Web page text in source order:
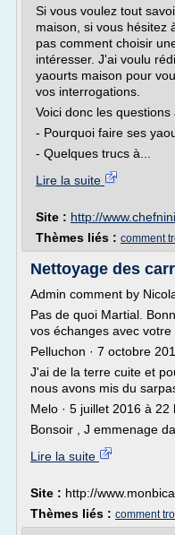
Si vous voulez tout
maison, si vous hésitez
pas comment choisir
intéresser. J'ai voulu
yaourts maison pour
vos interrogations.
Voici donc les questions
- Pourquoi faire ses
- Quelques trucs à...
Lire la suite
Site : http://
Thèmes liés : comment
Nettoyage des
Admin comment by
Pas de quoi Martial.
vos échanges avec
Pelluchon · 7 octobre
J'ai de la terre cuite et
nous avons mis du
Melo · 5 juillet 2016 à 22
Bonsoir , J emmenage
Lire la suite
Site : http://
Thèmes liés : comment